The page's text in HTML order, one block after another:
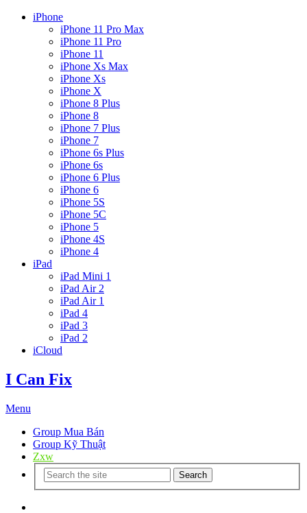
iPhone
iPhone 11 Pro Max
iPhone 11 Pro
iPhone 11
iPhone Xs Max
iPhone Xs
iPhone X
iPhone 8 Plus
iPhone 8
iPhone 7 Plus
iPhone 7
iPhone 6s Plus
iPhone 6s
iPhone 6 Plus
iPhone 6
iPhone 5S
iPhone 5C
iPhone 5
iPhone 4S
iPhone 4
iPad
iPad Mini 1
iPad Air 2
iPad Air 1
iPad 4
iPad 3
iPad 2
iCloud
I Can Fix
Menu
Group Mua Bán
Group Kỹ Thuật
Zxw
Search